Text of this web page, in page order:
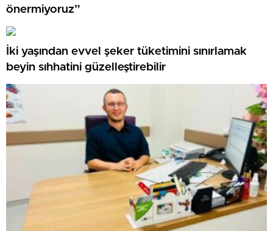
önermiyoruz”
İki yaşından evvel şeker tüketimini sınırlamak
beyin sıhhatini güzelleştirebilir